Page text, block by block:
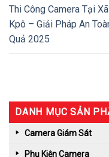
Thi Công Camera Tại
Kpô – Giải Pháp An
Quả 2025
DANH MỤC SẢN
Camera Giám Sát
Phụ Kiện Camera